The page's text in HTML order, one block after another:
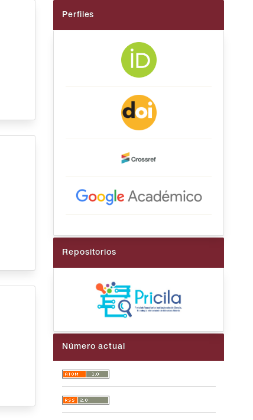
Perfiles
Repositorios
Número actual